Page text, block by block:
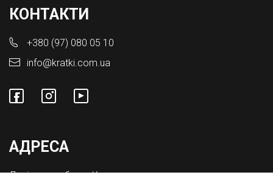
КОНТАКТИ
+380 (97) 080 05 10
info@kratki.com.ua
АДРЕСА
Львівська обл., с. Конопниця,